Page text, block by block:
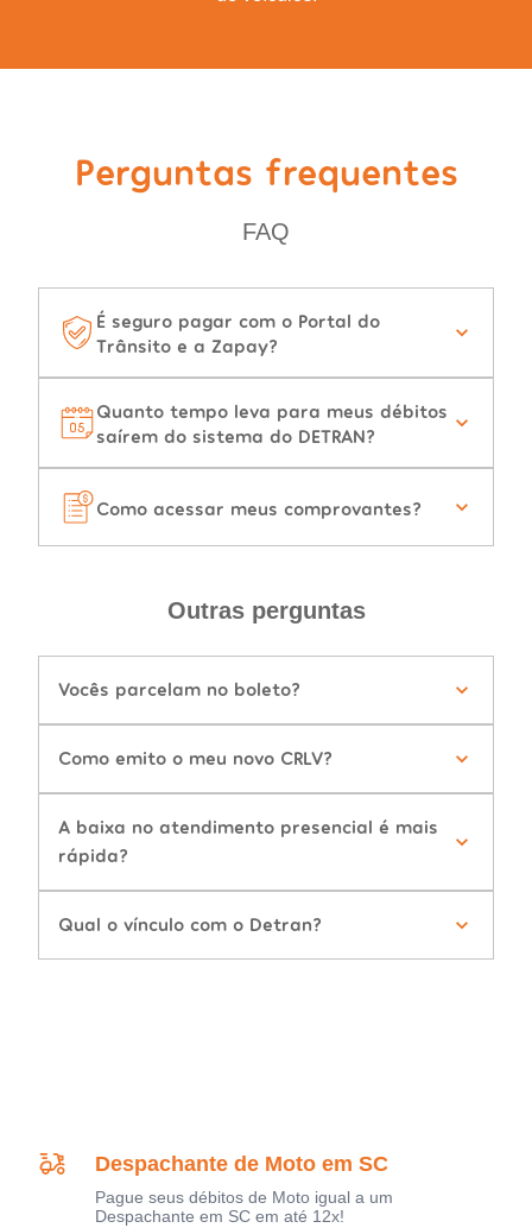
Perguntas frequentes
FAQ
É seguro pagar com o Portal do
Trânsito e a Zapay?
Quanto tempo leva para meus débitos
saírem do sistema do DETRAN?
Como acessar meus comprovantes?
Outras perguntas
Vocês parcelam no boleto?
Como emito o meu novo CRLV?
A baixa no atendimento presencial é mais
rápida?
Qual o vínculo com o Detran?
Despachante de Moto em SC
Pague seus débitos de Moto igual a um
Despachante em SC em até 12x!